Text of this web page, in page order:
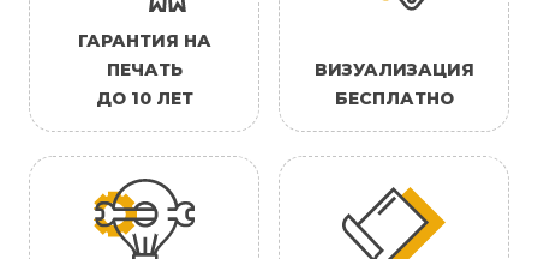
ГАРАНТИЯ НА
ПЕЧАТЬ
ДО 10 ЛЕТ
ВИЗУАЛИЗАЦИЯ
БЕСПЛАТНО